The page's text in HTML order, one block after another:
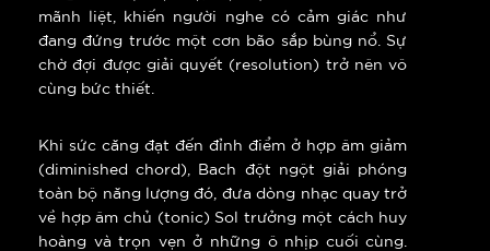
mãnh liệt, khiến người nghe có cảm giác như
đang đứng trước một cơn bão sắp bùng nổ. Sự
chờ đợi được giải quyết (resolution) trở nên vô
cùng bức thiết.
Khi sức căng đạt đến đỉnh điểm ở hợp âm giảm
(diminished chord), Bach đột ngột giải phóng
toàn bộ năng lượng đó, đưa dòng nhạc quay trở
về hợp âm chủ (tonic) Sol trưởng một cách huy
hoàng và trọn vẹn ở những ô nhịp cuối cùng.